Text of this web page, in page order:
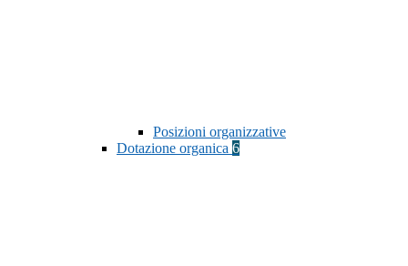
Posizioni organizzative
Dotazione organica 6